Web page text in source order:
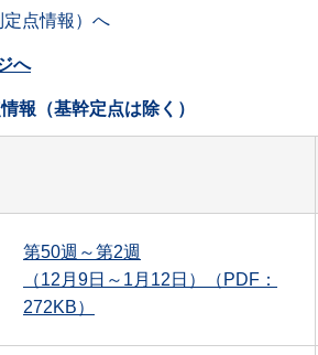
点情報）へ
へ
報（基幹定点は除く）
第50週～第2週
（12月9日～1月12日）（PDF：
272KB）